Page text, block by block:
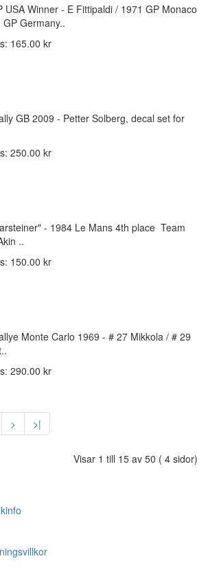
USA Winner - E Fittipaldi / 1971 GP Monaco
Germany..
165.00 kr
GB 2009 - Petter Solberg, decal set for
250.00 kr
- 1984 Le Mans 4th place Team
..
150.00 kr
Monte Carlo 1969 - # 27 Mikkola / # 29
290.00 kr
> >|
Visar 1 till 15 av 50 ( 4 sidor)